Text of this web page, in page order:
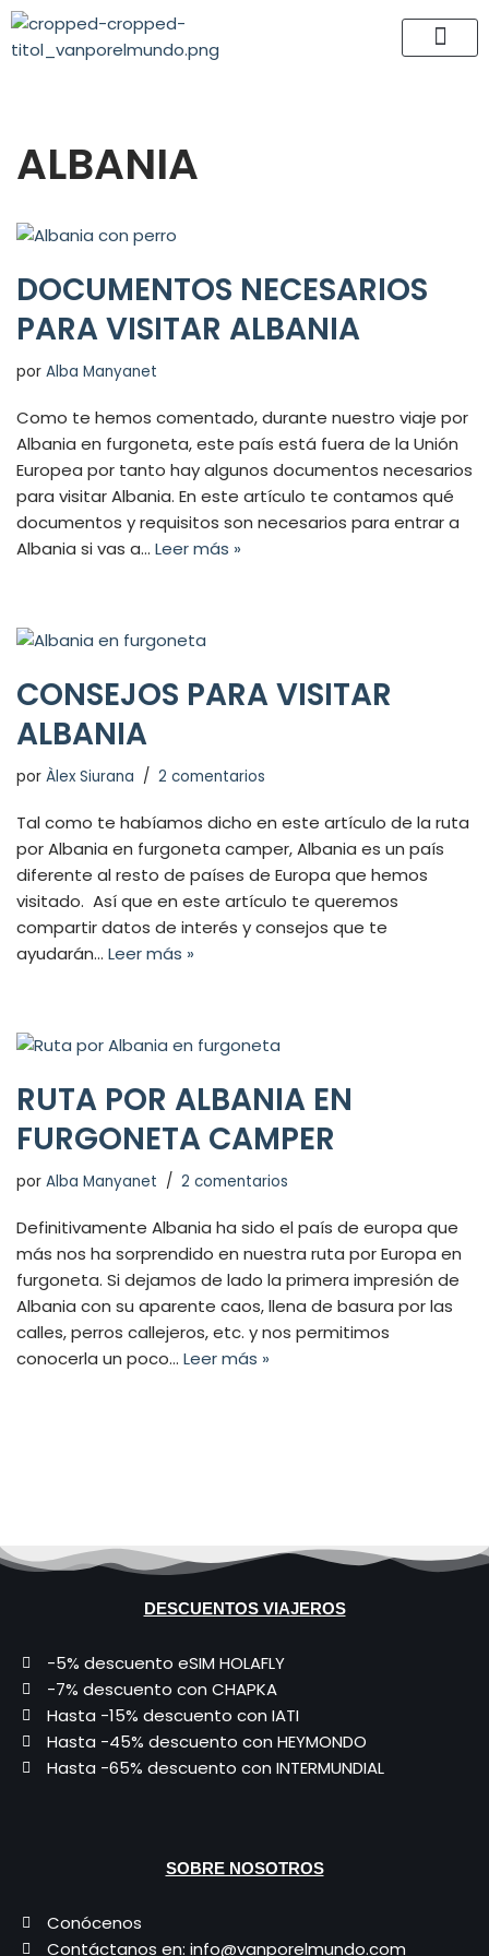
Saltar
ALBANIA
DOCUMENTOS NECESARIOS
PARA VISITAR ALBANIA
por Alba Manyanet
Como te hemos comentado, durante nuestro viaje por
Albania en furgoneta, este país está fuera de la Unión
Europea por tanto hay algunos documentos necesarios
para visitar Albania. En este artículo te contamos qué
documentos y requisitos son necesarios para entrar a
Albania si vas a… Leer más »
CONSEJOS PARA VISITAR
ALBANIA
por Àlex Siurana 2 comentarios
Tal como te habíamos dicho en este artículo de la ruta
por Albania en furgoneta camper, Albania es un país
diferente al resto de países de Europa que hemos
visitado. Así que en este artículo te queremos
compartir datos de interés y consejos que te
ayudarán… Leer más »
RUTA POR ALBANIA EN
FURGONETA CAMPER
por Alba Manyanet 2 comentarios
Definitivamente Albania ha sido el país de europa que
más nos ha sorprendido en nuestra ruta por Europa en
furgoneta. Si dejamos de lado la primera impresión de
Albania con su aparente caos, llena de basura por las
calles, perros callejeros, etc. y nos permitimos
conocerla un poco… Leer más »
DESCUENTOS VIAJEROS
-5% descuento eSIM HOLAFLY
-7% descuento con CHAPKA
Hasta -15% descuento con IATI
Hasta -45% descuento con HEYMONDO
Hasta -65% descuento con INTERMUNDIAL
SOBRE NOSOTROS
Conócenos
Contáctanos en: info@vanporelmundo.com